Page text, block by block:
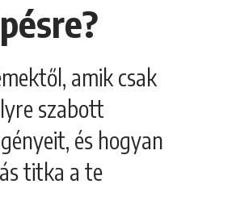
amik csak
szabott
és hogyan
titka a te